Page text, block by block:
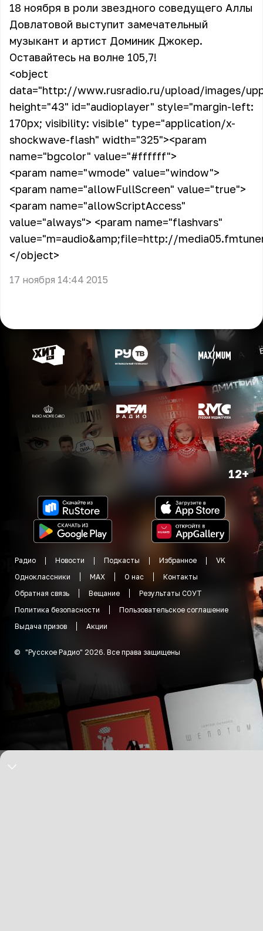
18 ноября в роли звездного соведущего Аллы
Довлатовой выступит замечательный
музыкант и артист Доминик Джокер.
Оставайтесь на волне 105,7!
<object
data="http://www.rusradio.ru/upload/images/
height="43" id="audioplayer" style="margin-left:
170px; visibility: visible" type="application/x-
shockwave-flash" width="325"><param
name="bgcolor" value="#ffffff">
<param name="wmode" value="window">
<param name="allowFullScreen" value="true">
<param name="allowScriptAccess"
value="always"> <param name="flashvars"
value="m=audio&amp;file=http://
</object>
17 ноября 14:44 2015
12+
Радио Новости Подкасты Избранное
VK
Одноклассники
MAX О нас
Контакты
Обратная связь
Вещание
Результаты СОУТ
Политика безопасности
Пользовательское соглашение
Выдача призов
Акции
© "Русское Радио" 2026. Все права защищены